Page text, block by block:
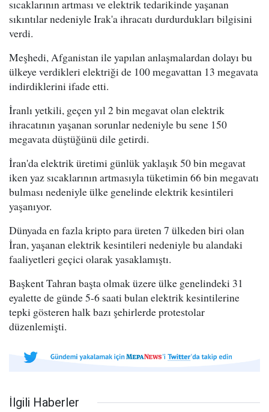
sıcaklarının artması ve elektrik tedarikinde yaşanan
sıkıntılar nedeniyle Irak'a ihracatı durdurdukları bilgisini
verdi.
Meşhedi, Afganistan ile yapılan anlaşmalardan dolayı bu
ülkeye verdikleri elektriği de 100 megavattan 13 megavata
indirdiklerini ifade etti.
İranlı yetkili, geçen yıl 2 bin megavat olan elektrik
ihracatının yaşanan sorunlar nedeniyle bu sene 150
megavata düştüğünü dile getirdi.
İran'da elektrik üretimi günlük yaklaşık 50 bin megavat
iken yaz sıcaklarının artmasıyla tüketimin 66 bin megavatı
bulması nedeniyle ülke genelinde elektrik kesintileri
yaşanıyor.
Dünyada en fazla kripto para üreten 7 ülkeden biri olan
İran, yaşanan elektrik kesintileri nedeniyle bu alandaki
faaliyetleri geçici olarak yasaklamıştı.
Başkent Tahran başta olmak üzere ülke genelindeki 31
eyalette de günde 5-6 saati bulan elektrik kesintilerine
tepki gösteren halk bazı şehirlerde protestolar
düzenlemişti.
İlgili Haberler